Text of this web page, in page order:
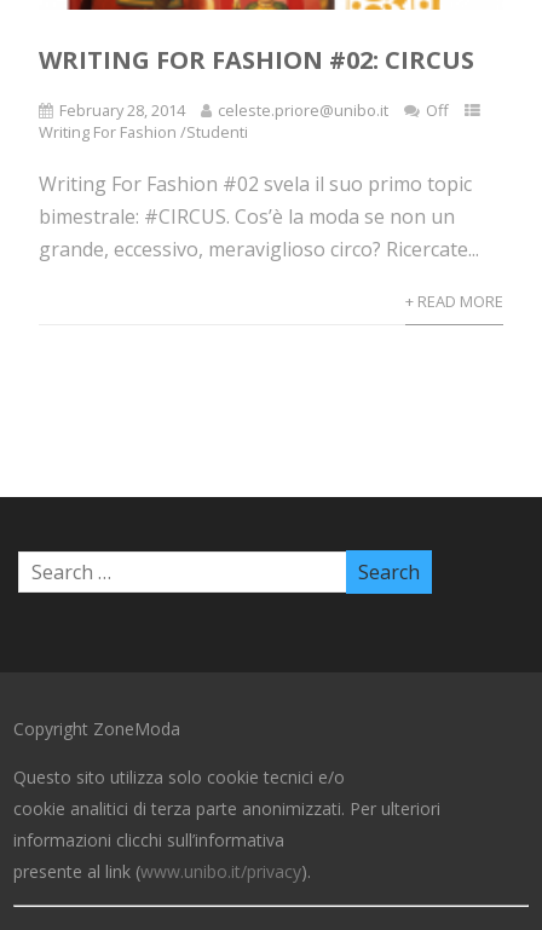
WRITING FOR FASHION #02: CIRCUS
February 28, 2014 celeste.priore@unibo.it
Off
Writing For Fashion /Studenti
Writing For Fashion #02 svela il suo primo topic
bimestrale: #CIRCUS. Cos’è la moda se non un
grande, eccessivo, meraviglioso circo? Ricercate...
+ READ MORE
Copyright ZoneModa
Questo sito utilizza solo cookie tecnici e/o
cookie analitici di terza parte anonimizzati. Per ulteriori
informazioni clicchi sull’informativa
presente al link (www.unibo.it/privacy).